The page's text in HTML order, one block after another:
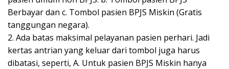
Berbayar dan c. Tombol pasien BPJS Miskin (Gratis
tanggungan negara).
2. Ada batas maksimal pelayanan pasien perhari. Jadi
kertas antrian yang keluar dari tombol juga harus
dibatasi, seperti, A. Untuk pasien BPJS Miskin hanya